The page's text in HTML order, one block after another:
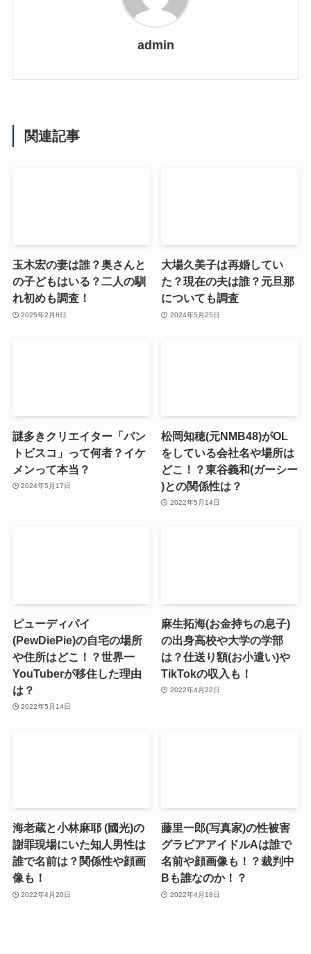
admin
関連記事
玉木宏の妻は誰？奥さんと
の子どもはいる？二人の馴
れ初めも調査！
2025年2月8日
大場久美子は再婚してい
た？現在の夫は誰？元旦那
についても調査
2024年5月25日
謎多きクリエイター「パン
トビスコ」って何者？イケ
メンって本当？
2024年5月17日
松岡知穂(元NMB48)がOL
をしている会社名や場所は
どこ！？東谷義和(ガーシー
)との関係性は？
2022年5月14日
ピューディパイ
(PewDiePie)の自宅の場所
や住所はどこ！？世界一
YouTuberが移住した理由
は？
2022年5月14日
麻生拓海(お金持ちの息子)
の出身高校や大学の学部
は？仕送り額(お小遣い)や
TikTokの収入も！
2022年4月22日
海老蔵と小林麻耶 (國光)の
謝罪現場にいた知人男性は
誰で名前は？関係性や顔画
像も！
2022年4月20日
藤里一郎(写真家)の性被害
グラビアアイドルAは誰で
名前や顔画像も！？裁判中
Bも誰なのか！？
2022年4月18日